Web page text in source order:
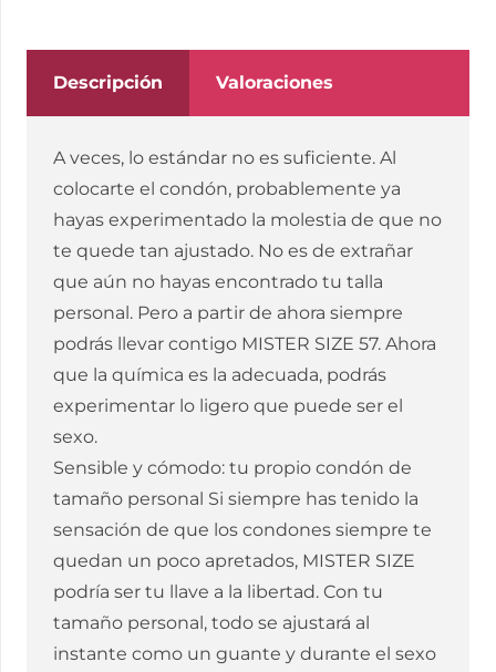
(100Descripción Valoraciones
A veces, lo estándar no es suficiente. Al
colocarte el condón, probablemente ya
hayas experimentado la molestia de que no
te quede tan ajustado. No es de extrañar
que aún no hayas encontrado tu talla
personal. Pero a partir de ahora siempre
podrás llevar contigo MISTER SIZE 57. Ahora
que la química es la adecuada, podrás
experimentar lo ligero que puede ser el
sexo.
Sensible y cómodo: tu propio condón de
tamaño personal Si siempre has tenido la
sensación de que los condones siempre te
quedan un poco apretados, MISTER SIZE
podría ser tu llave a la libertad. Con tu
tamaño personal, todo se ajustará al
instante como un guante y durante el sexo